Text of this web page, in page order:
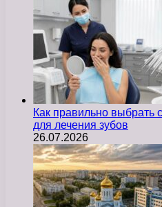
Как правильно выбрать
для лечения зубов
26.07.2026